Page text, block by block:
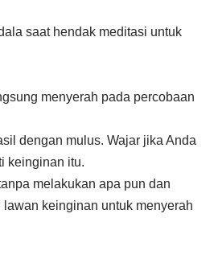
saat hendak meditasi untuk
menyerah pada percobaan
dengan mulus. Wajar jika Anda
keinginan itu.
melakukan apa pun dan
keinginan untuk menyerah